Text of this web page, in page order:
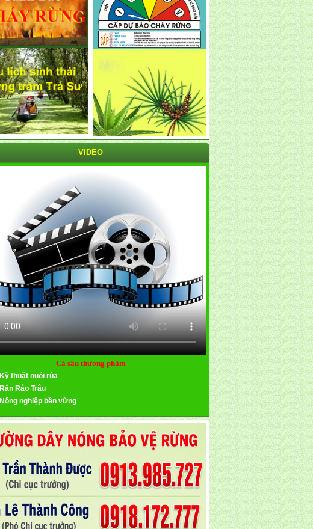
VIDEO
Cá sấu thương phẩm
Kỹ thuật nuôi rùa
Rắn Ráo Trâu
Nông nghiệp bền vững